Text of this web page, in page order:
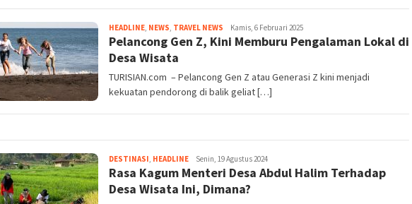
HEADLINE, NEWS, TRAVEL NEWS Tim
Redaksi
Kamis, 6 Februari 2025
Pelancong Gen Z, Kini Memburu Pengalaman Lokal di
Desa Wisata
TURISIAN.com – Pelancong Gen Z atau Generasi Z kini menjadi
kekuatan pendorong di balik geliat […]
DESTINASI, HEADLINETim
Redaksi
Senin, 19 Agustus 2024
Rasa Kagum Menteri Desa Abdul Halim Terhadap
Desa Wisata Ini, Dimana?